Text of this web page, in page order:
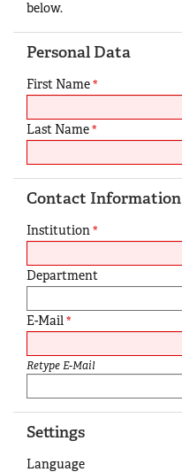
below.
Personal Data
First Name *
Last Name *
Contact Information
Institution *
Department
E-Mail *
Retype E-Mail
Settings
Language